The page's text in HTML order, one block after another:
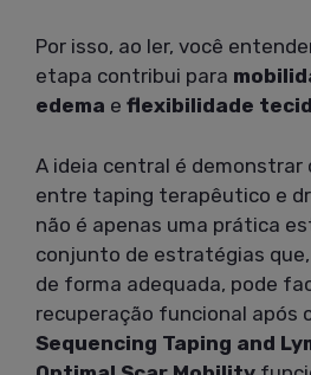
Por isso, ao ler, você
etapa contribui para
edema e flexibilidade
A ideia central é demonstrar
entre taping terapêutico e
não é apenas uma prática
conjunto de estratégias
de forma adequada, pode
recuperação funcional após
Sequencing Taping and